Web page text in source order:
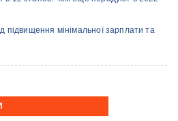
підвищення мінімальної зарплати та